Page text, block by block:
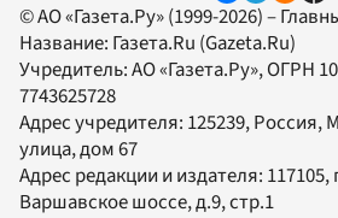
© АО «Газета.Ру» (1999-2026) –
Название: Газета.Ru (Gazeta.Ru)
Учредитель:АО «Газета.Ру», ОГРН
7743625728
Адрес учредителя: 125239, Россия,
улица, дом 67
Адрес редакции и издателя: 117105,
Варшавское шоссе, д.9, стр.1